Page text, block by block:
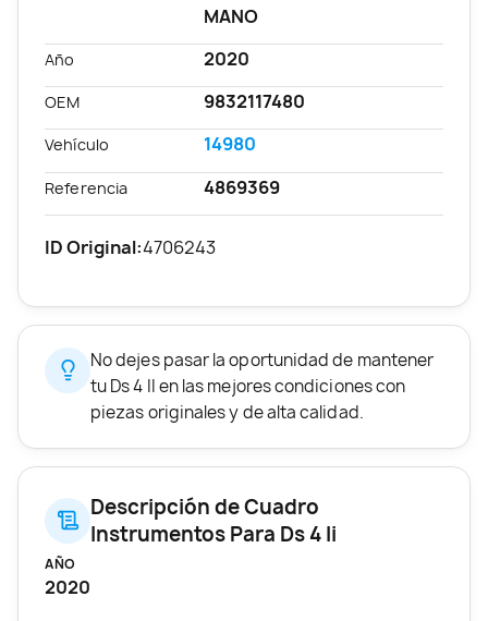
MANO
Año 2020
OEM 9832117480
Vehículo 14980
Referencia 4869369
ID Original:4706243
No dejes pasar la oportunidad de mantener
tu Ds 4 II en las mejores condiciones con
piezas originales y de alta calidad.
Descripción de Cuadro
Instrumentos Para Ds 4 Ii
AÑO
2020